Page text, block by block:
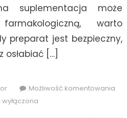
suplementacja może
warto
preparat jest bezpieczny,
[…]
Możliwość komentowania
wyłączona